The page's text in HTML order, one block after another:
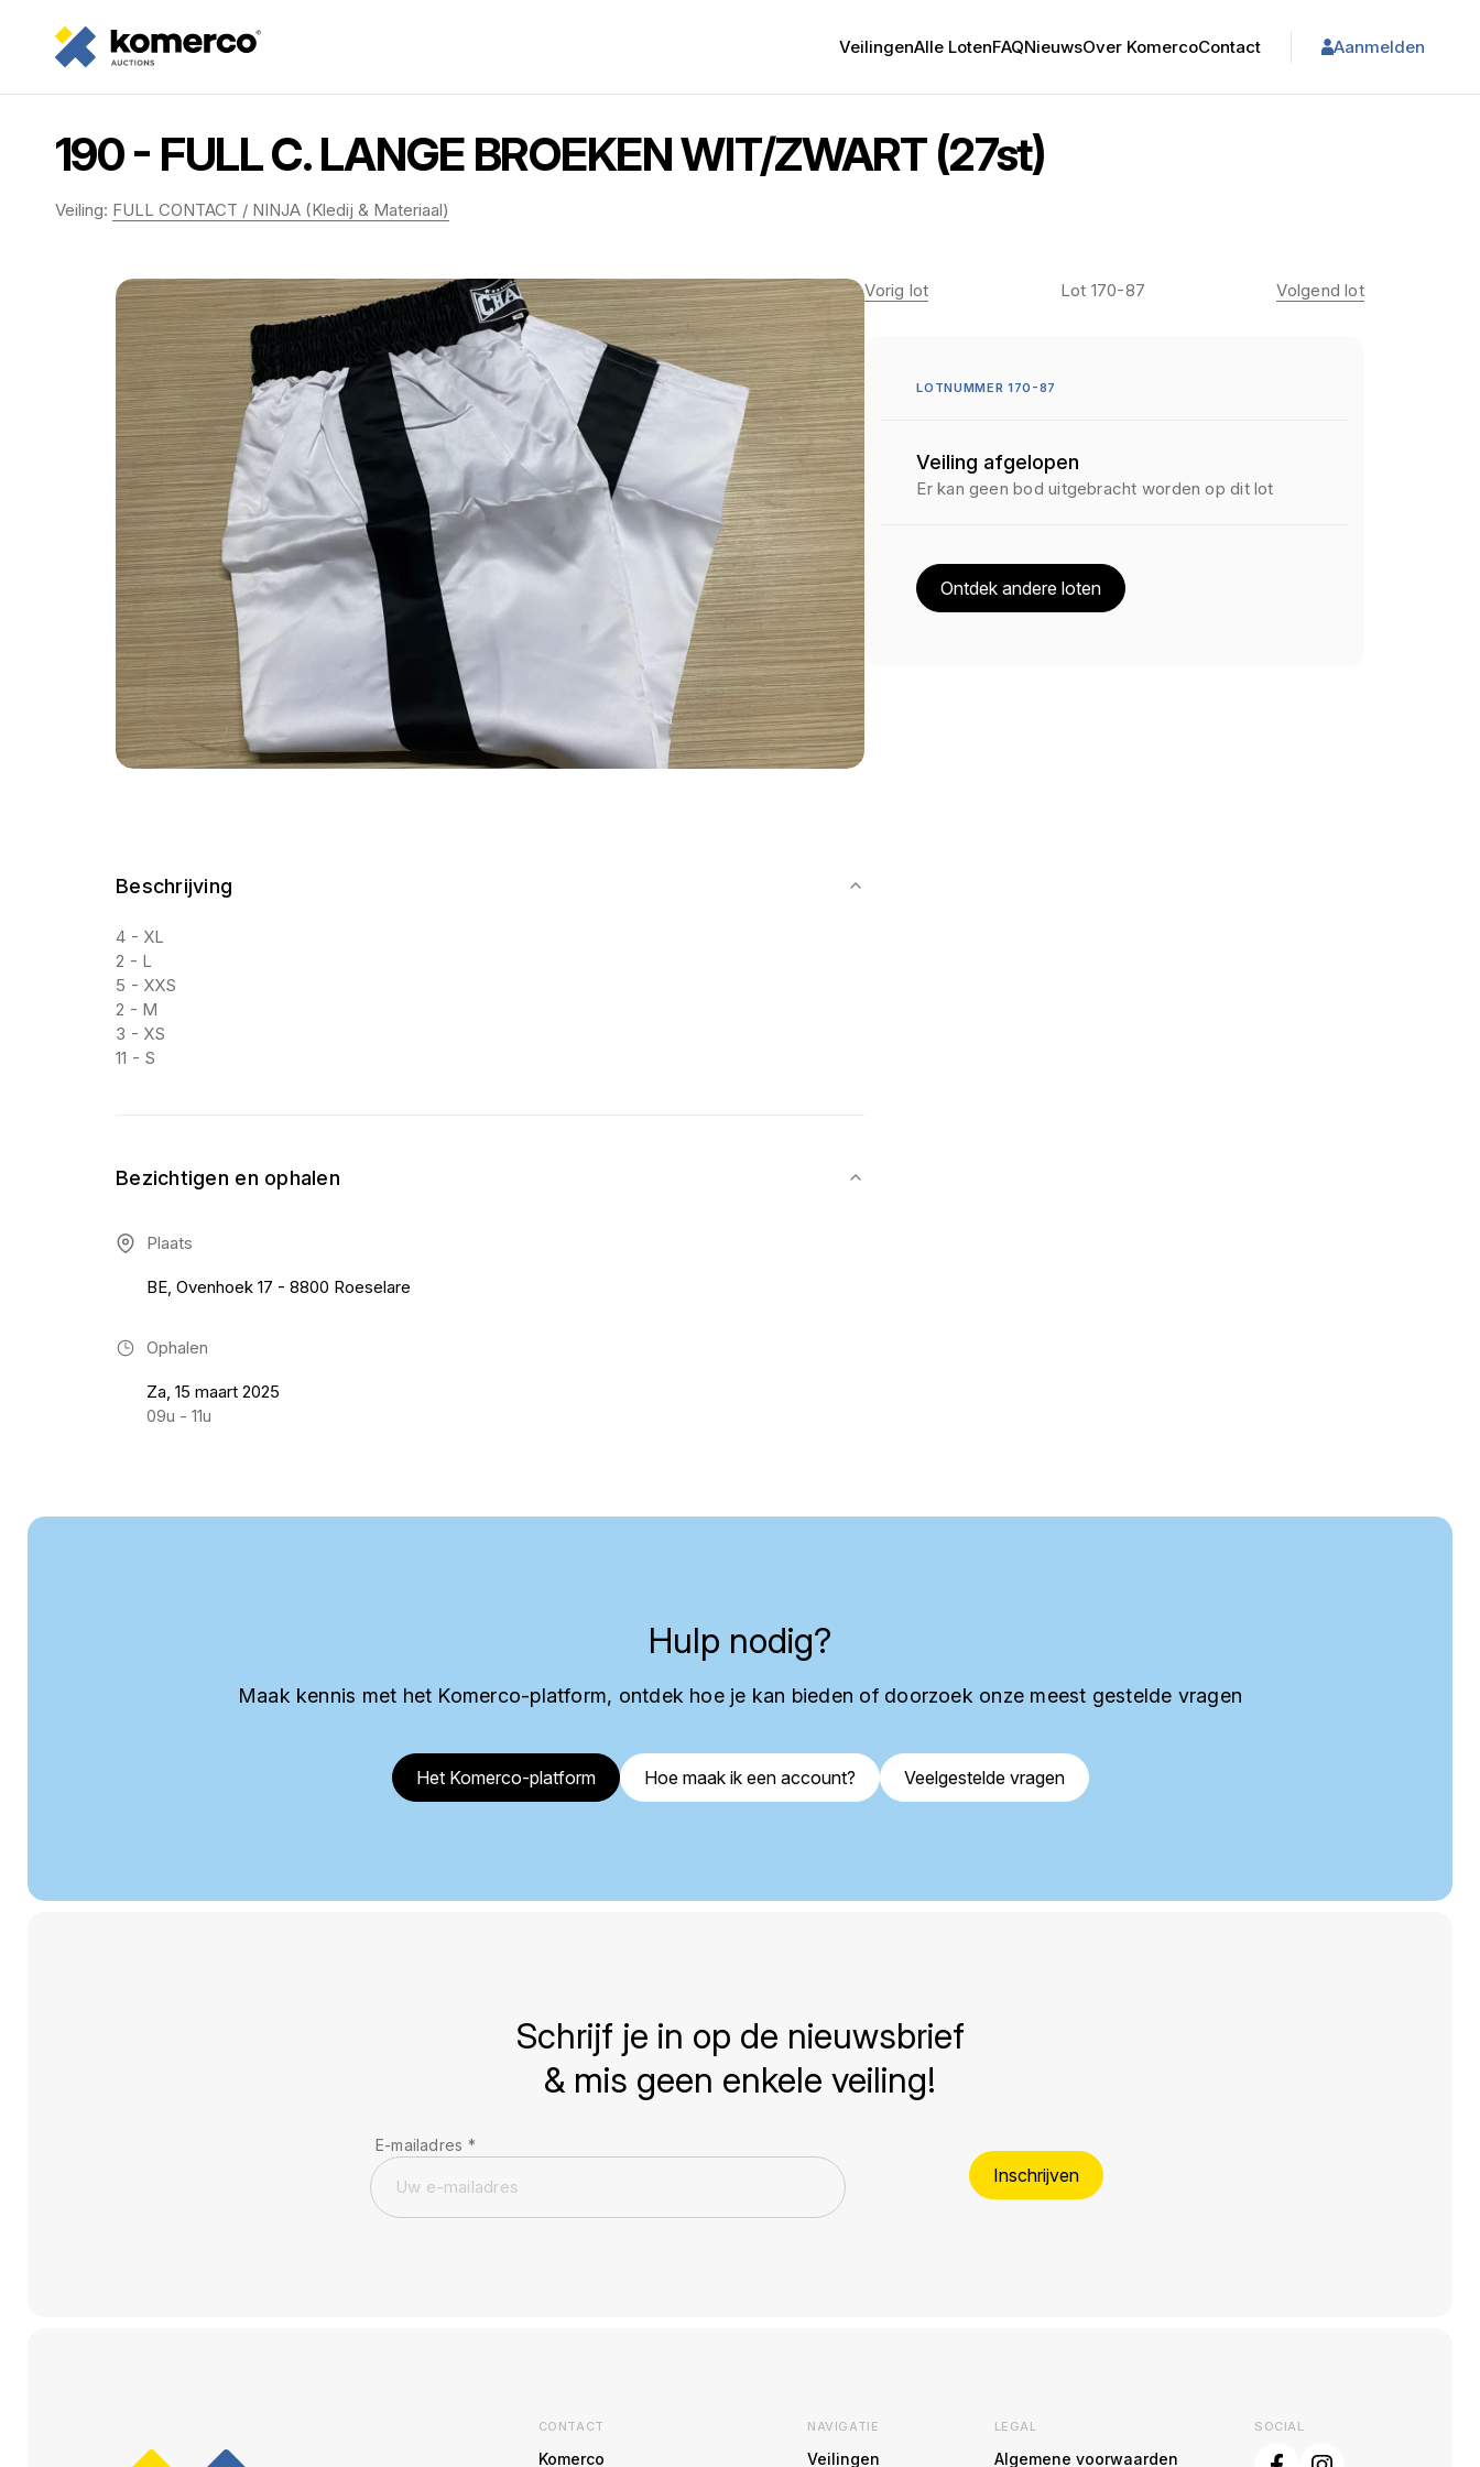
VeilingenAlle LotenFAQNieuwsOver KomercoContact Aanmelden
190 - FULL C. LANGE BROEKEN WIT/ZWART (27st)
Veiling: FULL CONTACT / NINJA (Kledij & Materiaal)
Beschrijving
4 - XL
2 - L
5 - XXS
2 - M
3 - XS
11 - S
Bezichtigen en ophalen
Plaats
BE, Ovenhoek 17 - 8800 Roeselare
Ophalen
Za, 15 maart 2025
09u - 11u
Vorig lot Lot 170-87 Volgend lot
LOTNUMMER 170-87
Veiling afgelopen
Er kan geen bod uitgebracht worden op dit lot
Ontdek andere loten
Hulp nodig?
Maak kennis met het Komerco-platform, ontdek hoe je kan bieden of doorzoek onze meest gestelde vragen
Het Komerco-platform Hoe maak ik een account? Veelgestelde vragen
Schrijf je in op de nieuwsbrief
& mis geen enkele veiling!
E-mailadres *
Inschrijven
CONTACT
Komerco
NAVIGATIE
Veilingen
LEGAL
Algemene voorwaarden
SOCIAL